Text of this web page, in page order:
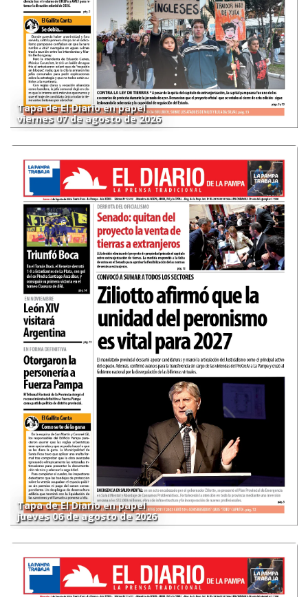
Tapa de El Diario en papel
viernes 07 de agosto de 2026
Tapa de El Diario en papel
jueves 06 de agosto de 2026